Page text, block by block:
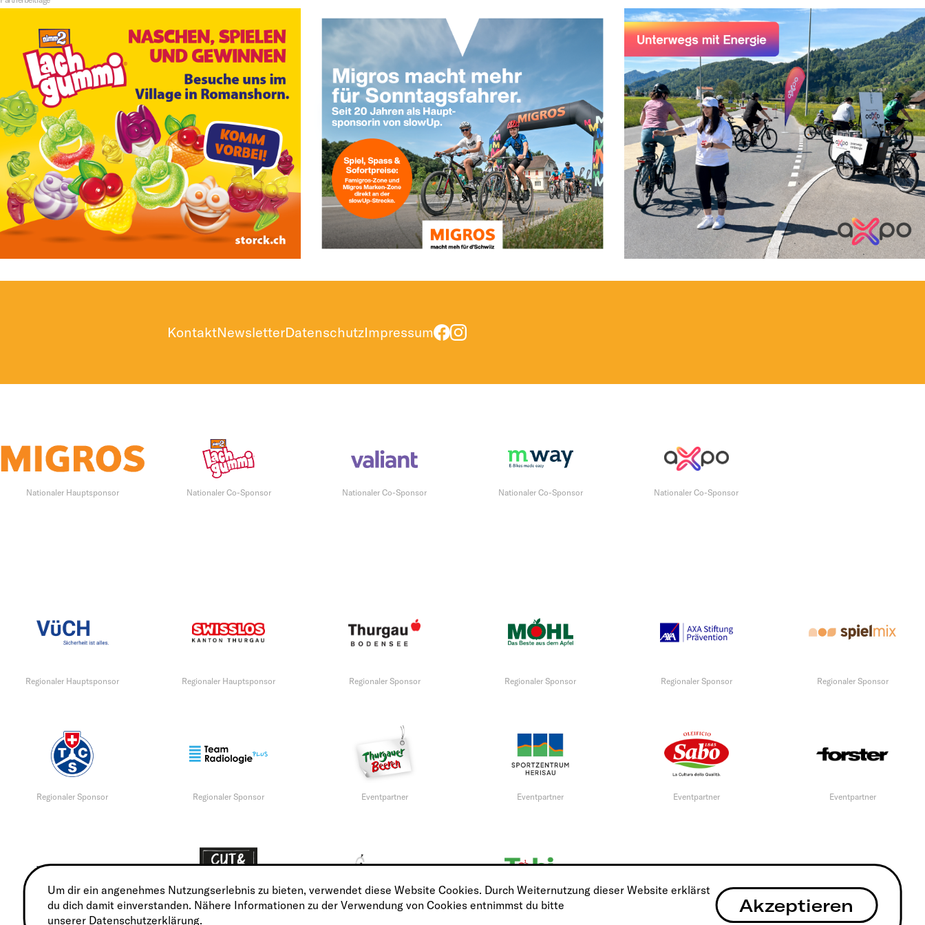
KontaktNewsletterDatenschutzImpressum
Nationaler Hauptsponsor Nationaler Co-Sponsor Nationaler Co-Sponsor Nationaler Co-Sponsor Nationaler Co-Sponsor
Regionaler Hauptsponsor Regionaler Hauptsponsor Regionaler Sponsor Regionaler Sponsor Regionaler Sponsor Regionaler Sponsor
Regionaler Sponsor Regionaler Sponsor Eventpartner Eventpartner Eventpartner Eventpartner
Eventpartner
Um dir ein angenehmes Nutzungserlebnis zu bieten, verwendet diese Website Cookies. Durch Weiternutzung dieser Website erklärst
du dich damit einverstanden. Nähere Informationen zu der Verwendung von Cookies entnimmst du bitte
unserer Datenschutzerklärung.
Akzeptieren